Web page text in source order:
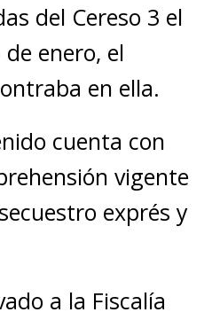
del Cereso 3 el
enero, el
en ella.
cuenta con
vigente
exprés y
a la Fiscalía